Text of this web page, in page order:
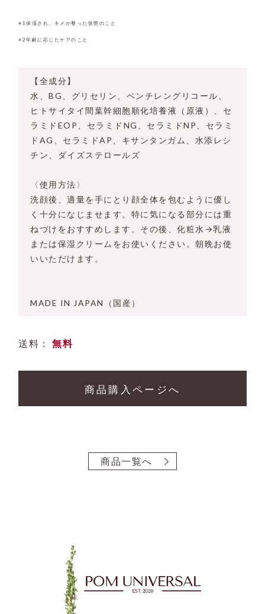
※1保湿され、キメが整った状態のこと
※2年齢に応じたケアのこと
【全成分】
水、BG、グリセリン、ペンチレングリコール、
ヒトサイタイ間葉幹細胞順化培養液（原液）、セ
ラミドEOP、セラミドNG、セラミドNP、セラミ
ドAG、セラミドAP、キサンタンガム、水添レシ
チン、ダイズステロールズ
〈使用方法〉
洗顔後、適量を手にとり顔全体を包むように優し
く十分になじませます。特に気になる部分には重
ねづけをおすすめします。その後、化粧水→乳液
または保湿クリームをお使いください。朝晩お使
いいただけます。
MADE IN JAPAN（国産）
送料：無料
商品購入ページへ
商品一覧へ